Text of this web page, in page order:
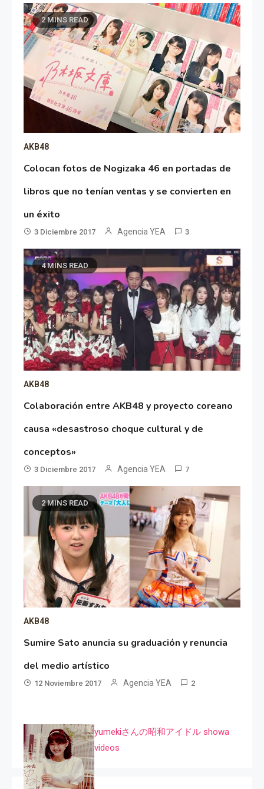
2 MINS READ
AKB48
Colocan fotos de Nogizaka 46 en portadas de
libros que no tenían ventas y se convierten en
un éxito
3 Diciembre 2017 Agencia YEA 3
4 MINS READ
AKB48
Colaboración entre AKB48 y proyecto coreano
causa «desastroso choque cultural y de
conceptos»
3 Diciembre 2017 Agencia YEA 7
2 MINS READ
AKB48
Sumire Sato anuncia su graduación y renuncia
del medio artístico
12 Noviembre 2017 Agencia YEA 2
yumekiさんの昭和アイドル showa
videos